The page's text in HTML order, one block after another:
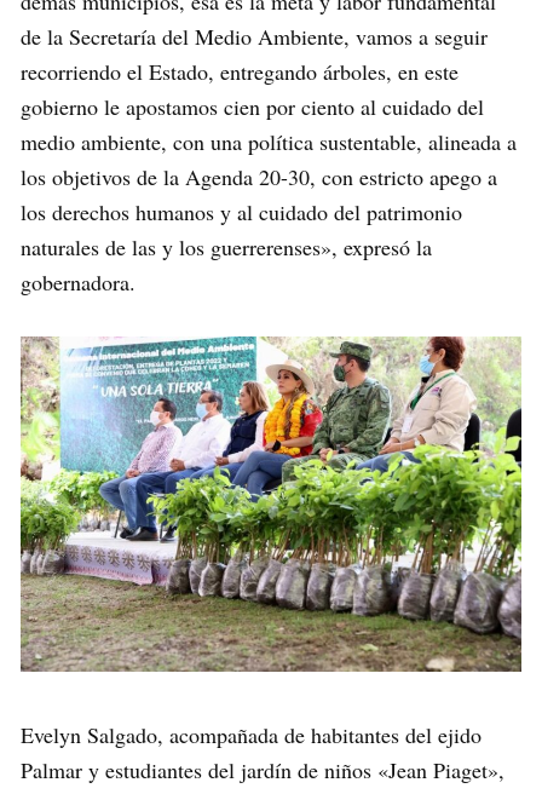
de la Secretaría del Medio Ambiente, vamos a seguir
recorriendo el Estado, entregando árboles, en este
gobierno le apostamos cien por ciento al cuidado del
medio ambiente, con una política sustentable, alineada a
los objetivos de la Agenda 20-30, con estricto apego a
los derechos humanos y al cuidado del patrimonio
naturales de las y los guerrerenses», expresó la
gobernadora.
Evelyn Salgado, acompañada de habitantes del ejido
Palmar y estudiantes del jardín de niños «Jean Piaget»,